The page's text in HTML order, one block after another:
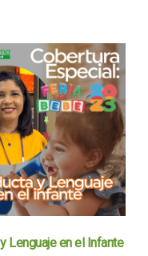
Lenguaje en el Infante